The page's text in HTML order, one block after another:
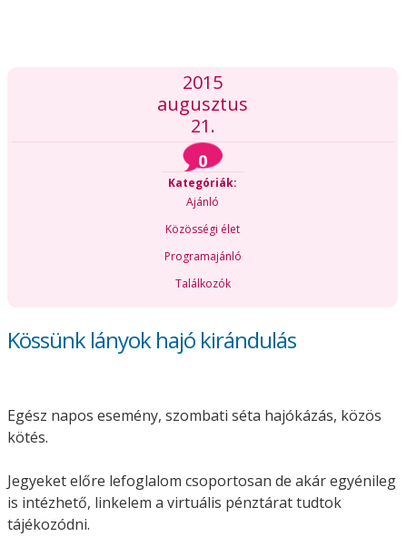
2015
augusztus
21.
0
Kategóriák:
Ajánló
Közösségi élet
Programajánló
Találkozók
Kössünk lányok hajó kirándulás
Egész napos esemény, szombati séta hajókázás, közös
kötés.
Jegyeket előre lefoglalom csoportosan de akár egyénileg
is intézhető, linkelem a virtuális pénztárat tudtok
tájékozódni.